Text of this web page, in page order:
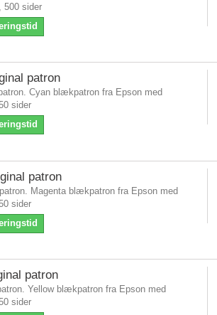
sider
patron
Cyan blækpatron fra Epson med
sider
patron
Magenta blækpatron fra Epson med
sider
patron
Yellow blækpatron fra Epson med
sider